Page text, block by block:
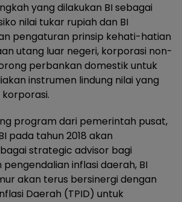
yang dilakukan BI sebagai
nilai tukar rupiah dan BI
pengaturan prinsip kehati-hatian
utang luar negeri, korporasi non-
perbankan domestik untuk
instrumen lindung nilai yang
program dari pemerintah pusat,
pada tahun 2018 akan
strategic advisor bagi
inflasi daerah, BI
akan terus bersinergi dengan
Daerah (TPID) untuk